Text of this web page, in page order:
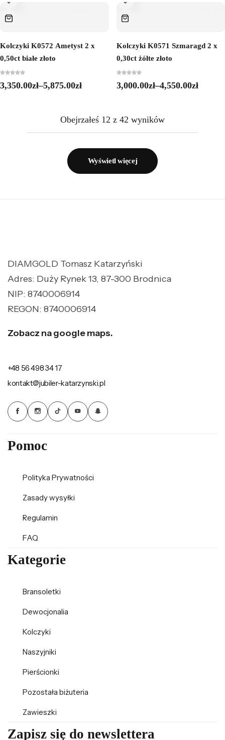
Kolczyki K0572 Ametyst 2 x
0,50ct białe złoto
3,350.00zł–5,875.00zł
Kolczyki K0571 Szmaragd 2 x
0,30ct żółte złoto
3,000.00zł–4,550.00zł
Obejrzałeś 12 z 42 wyników
Wyświetl więcej
DIAMGOLD Tomasz Katarzyński
Adres: Duży Rynek 13, 87-300 Brodnica
NIP: 8740006914
REGON: 8740006914
Zobacz na google maps.
+48 56 498 34 17
kontakt@jubiler-katarzynski.pl
Pomoc
Polityka Prywatności
Zasady wysyłki
Regulamin
FAQ
Kategorie
Bransoletki
Dewocjonalia
Kolczyki
Naszyjniki
Pierścionki
Pozostała biżuteria
Zawieszki
Zapisz się do newslettera